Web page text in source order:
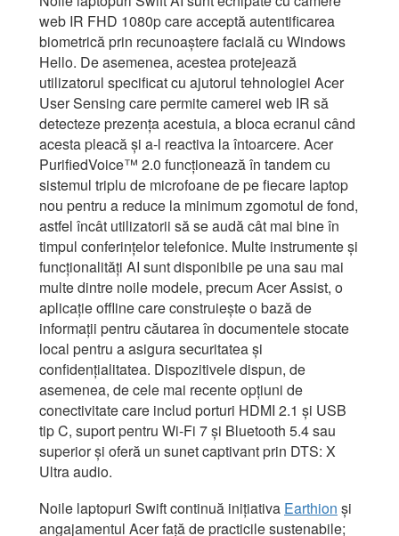
web IR FHD 1080p care acceptă autentificarea
biometrică prin recunoaștere facială cu Windows
Hello. De asemenea, acestea protejează
utilizatorul specificat cu ajutorul tehnologiei Acer
User Sensing care permite camerei web IR să
detecteze prezența acestuia, a bloca ecranul când
acesta pleacă și a-l reactiva la întoarcere. Acer
PurifiedVoice™ 2.0 funcționează în tandem cu
sistemul triplu de microfoane de pe fiecare laptop
nou pentru a reduce la minimum zgomotul de fond,
astfel încât utilizatorii să se audă cât mai bine în
timpul conferințelor telefonice. Multe instrumente și
funcționalități AI sunt disponibile pe una sau mai
multe dintre noile modele, precum Acer Assist, o
aplicație offline care construiește o bază de
informații pentru căutarea în documentele stocate
local pentru a asigura securitatea și
confidențialitatea. Dispozitivele dispun, de
asemenea, de cele mai recente opțiuni de
conectivitate care includ porturi HDMI 2.1 și USB
tip C, suport pentru Wi-Fi 7 și Bluetooth 5.4 sau
superior și oferă un sunet captivant prin DTS: X
Ultra audio.
Noile laptopuri Swift continuă inițiativa Earthion și
angajamentul Acer față de practicile sustenabile;